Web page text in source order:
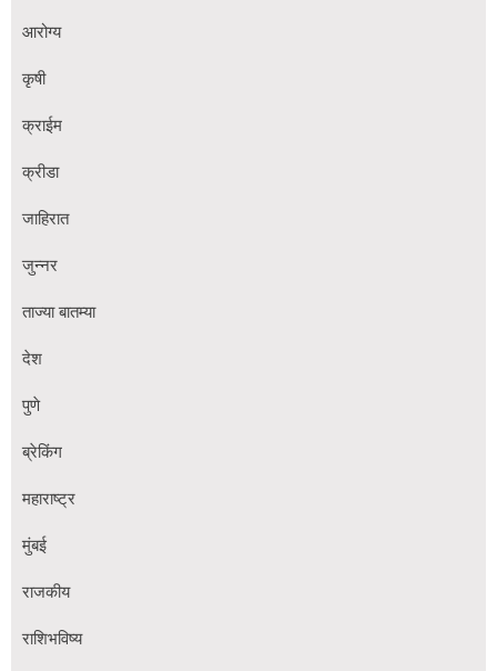
आरोग्य
कृषी
क्राईम
क्रीडा
जाहिरात
जुन्नर
ताज्या बातम्या
देश
पुणे
ब्रेकिंग
महाराष्ट्र
मुंबई
राजकीय
राशिभविष्य